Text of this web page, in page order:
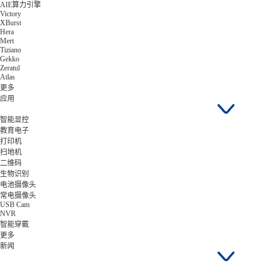
AIE算力引擎
Victory
XBurst
Hera
Mert
Tiziano
Gekko
Zeratul
Atlas
更多
应用
智能显控
教育电子
打印机
扫地机
二维码
生物识别
电池摄像头
常电摄像头
USB Cam
NVR
智能穿戴
更多
新闻